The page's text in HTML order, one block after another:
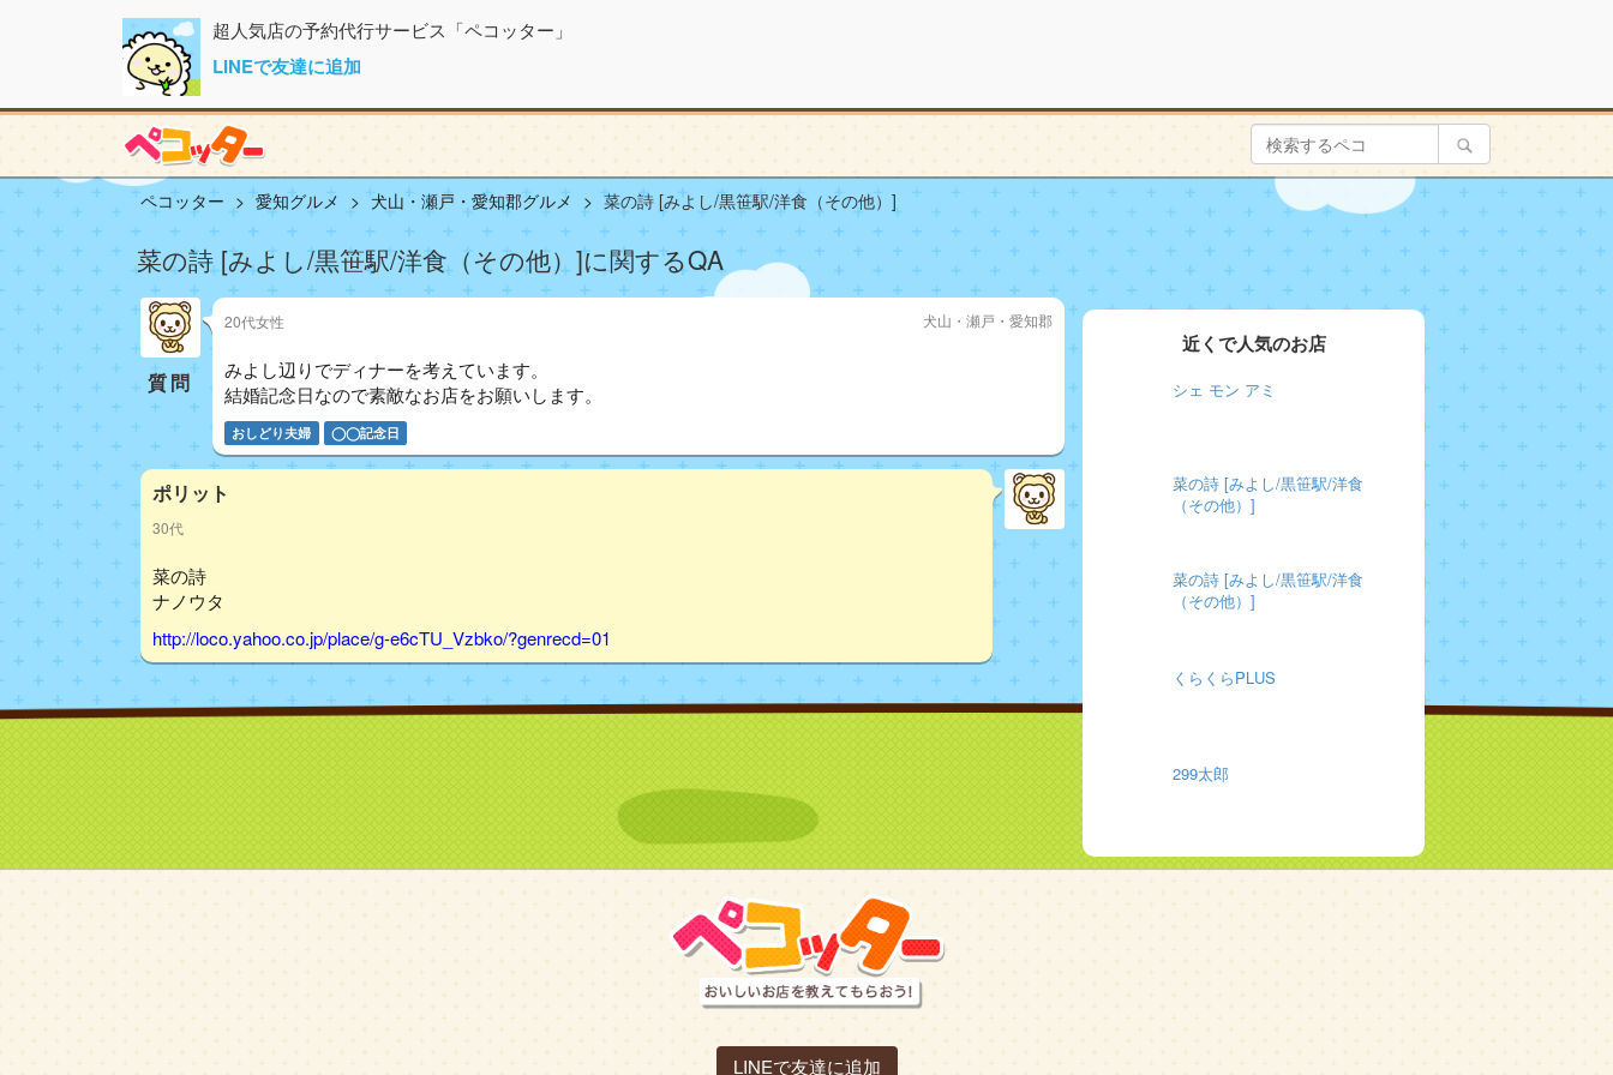
超人気店の予約代行サービス「ペコッター」
LINEで友達に追加
ペコッター 愛知グルメ 犬山・瀬戸・愛知郡グルメ 菜の詩 [みよし/黒笹駅/洋食（その他）]
菜の詩 [みよし/黒笹駅/洋食（その他）]に関するQA
質問
20代女性 犬山・瀬戸・愛知郡
みよし辺りでディナーを考えています。
結婚記念日なので素敵なお店をお願いします。
おしどり夫婦 ◯◯記念日
ポリット
30代
菜の詩
ナノウタ
http://loco.yahoo.co.jp/place/g-e6cTU_Vzbko/?genrecd=01
近くで人気のお店
シェ モン アミ
菜の詩 [みよし/黒笹駅/洋食
（その他）]
菜の詩 [みよし/黒笹駅/洋食
（その他）]
くらくらPLUS
299太郎
LINEで友達に追加